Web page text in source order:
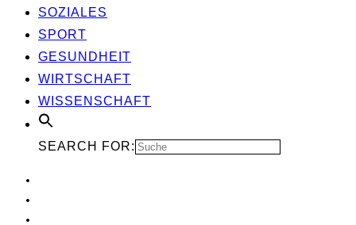
SOZIA­LES
SPORT
GESUND­HEIT
WIRT­SCHAFT
WIS­SEN­SCHAFT
SEARCH FOR: